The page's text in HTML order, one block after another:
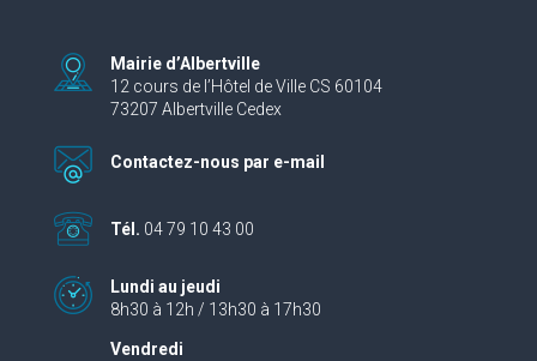
Mairie d’Albertville
12 cours de l’Hôtel de Ville CS 60104
73207 Albertville Cedex
Contactez-nous par e-mail
Tél. 04 79 10 43 00
Lundi au jeudi
8h30 à 12h / 13h30 à 17h30
Vendredi